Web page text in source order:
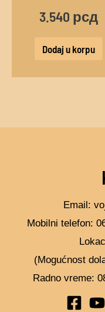
3.540 рсд
Dodaj u korpu
Email:
Mobilni telefon:
(Mogućnost
Radno vreme: